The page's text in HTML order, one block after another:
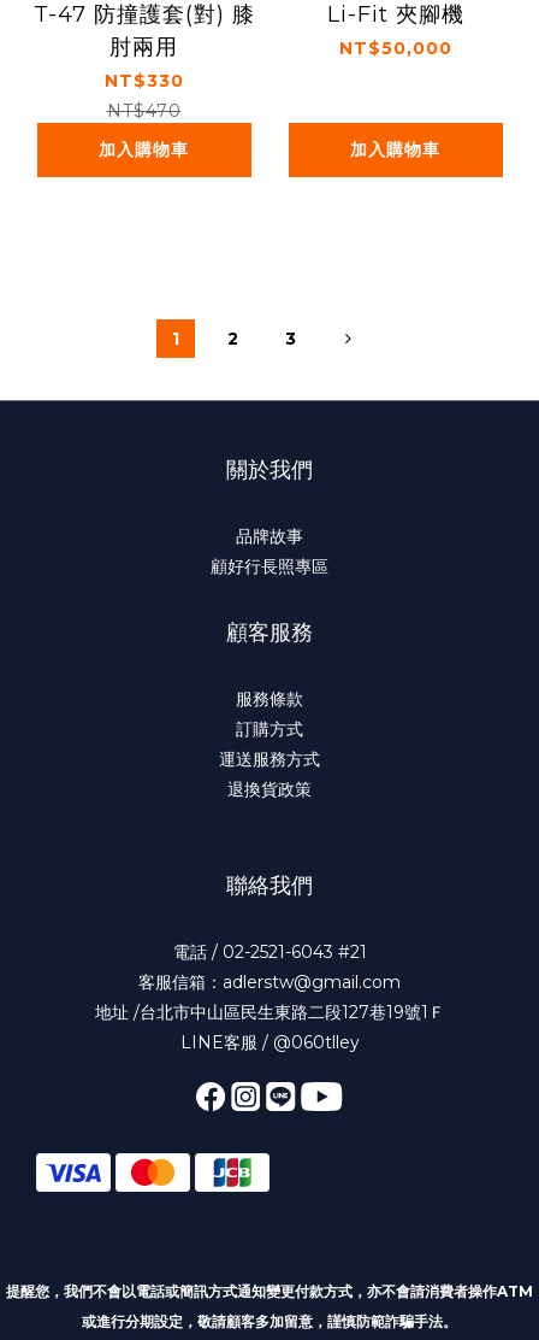
T-47 防撞護套(對) 膝
肘兩用
NT$330
NT$470
加入購物車
Li-Fit 夾腳機
NT$50,000
加入購物車
1 2 3
關於我們
品牌故事
顧好行長照專區
顧客服務
服務條款
訂購方式
運送服務方式
退換貨政策
聯絡我們
電話 / 02-2521-6043 #21
客服信箱：adlerstw@gmail.com
地址 /台北市中山區民生東路二段127巷19號1Ｆ
LINE客服 / @060tlley
提醒您，我們不會以電話或簡訊方式通知變更付款方式 ，亦不會請消費者操作ATM
或進行分期設定，敬請顧客多加留意，謹慎防範詐騙手法。